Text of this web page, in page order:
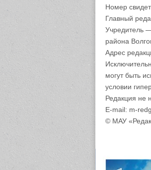
Номер
Главный
Учредитель
района
Адрес
могут быть
условии
Редакция не
E-mail: m-
© МАУ